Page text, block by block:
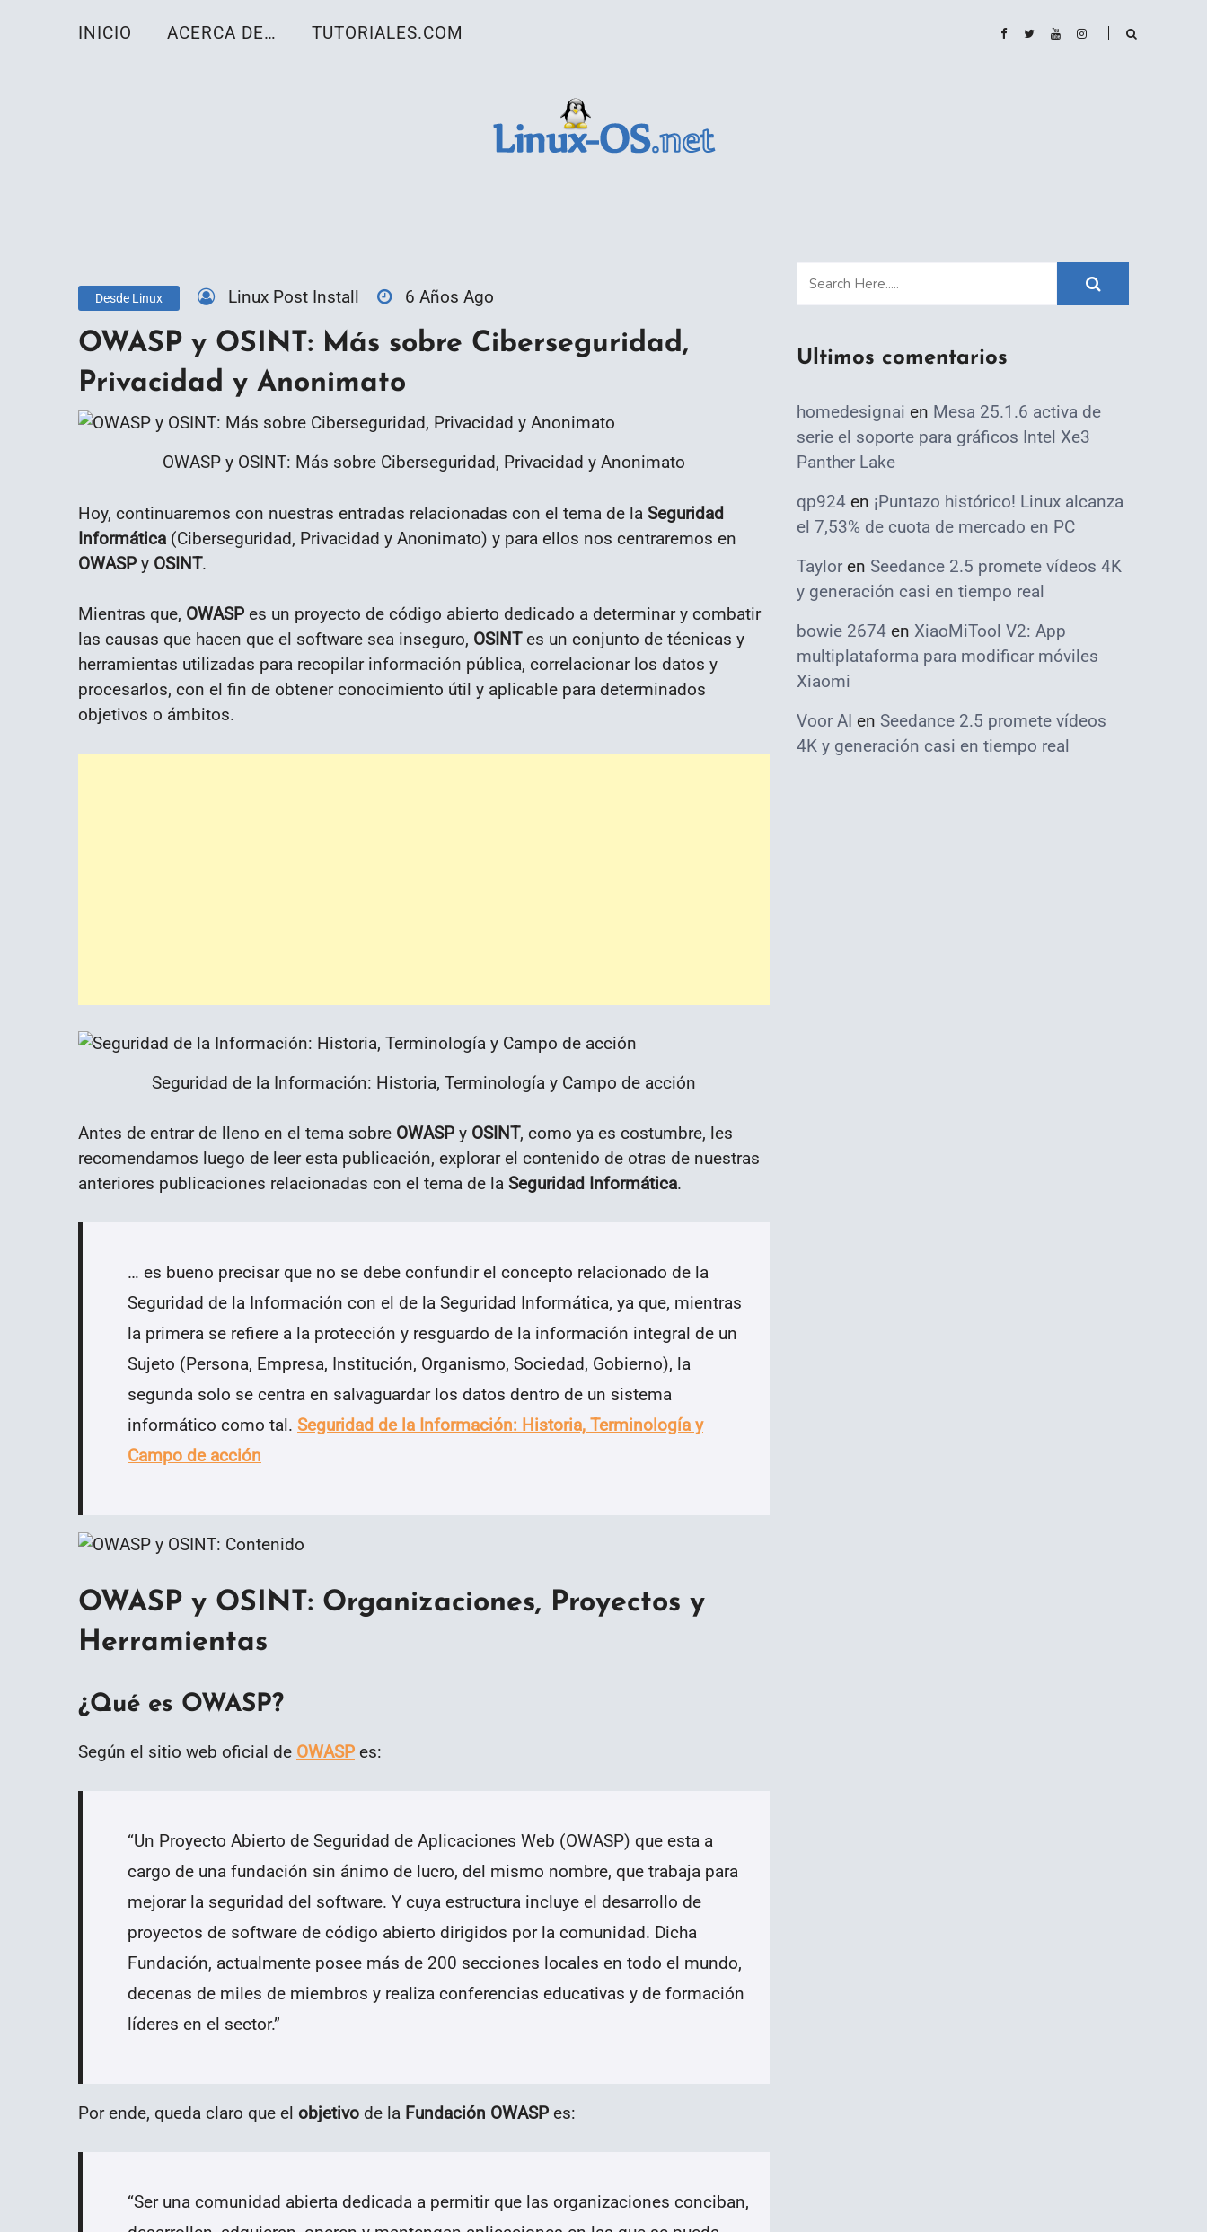
INICIO ACERCA DE… TUTORIALES.COM
Desde Linux Linux Post Install 6 Años Ago
OWASP y OSINT: Más sobre Ciberseguridad,
Privacidad y Anonimato
OWASP y OSINT: Más sobre Ciberseguridad, Privacidad y Anonimato
Hoy, continuaremos con nuestras entradas relacionadas con el tema de la Seguridad
Informática (Ciberseguridad, Privacidad y Anonimato) y para ellos nos centraremos en
OWASP y OSINT.
Mientras que, OWASP es un proyecto de código abierto dedicado a determinar y combatir
las causas que hacen que el software sea inseguro, OSINTes un conjunto de técnicas y
herramientas utilizadas para recopilar información pública, correlacionar los datos y
procesarlos, con el fin de obtener conocimiento útil y aplicable para determinados
objetivos o ámbitos.
Seguridad de la Información: Historia, Terminología y Campo de acción
Antes de entrar de lleno en el tema sobre OWASP y OSINT, como ya es costumbre, les
recomendamos luego de leer esta publicación, explorar el contenido de otras de nuestras
anteriores publicaciones relacionadas con el tema de la Seguridad Informática.
… es bueno precisar que no se debe confundir el concepto relacionado de la
Seguridad de la Información con el de la Seguridad Informática, ya que, mientras
la primera se refiere a la protección y resguardo de la información integral de un
Sujeto (Persona, Empresa, Institución, Organismo, Sociedad, Gobierno), la
segunda solo se centra en salvaguardar los datos dentro de un sistema
informático como tal. Seguridad de la Información: Historia, Terminología y
Campo de acción
OWASP y OSINT: Organizaciones, Proyectos y
Herramientas
¿Qué es OWASP?
Según el sitio web oficial de OWASP es:
“Un Proyecto Abierto de Seguridad de Aplicaciones Web (OWASP) que esta a
cargo de una fundación sin ánimo de lucro, del mismo nombre, que trabaja para
mejorar la seguridad del software. Y cuya estructura incluye el desarrollo de
proyectos de software de código abierto dirigidos por la comunidad. Dicha
Fundación, actualmente posee más de 200 secciones locales en todo el mundo,
decenas de miles de miembros y realiza conferencias educativas y de formación
líderes en el sector.”
Por ende, queda claro que el objetivo de la Fundación OWASP es:
“Ser una comunidad abierta dedicada a permitir que las organizaciones conciban,
Ultimos comentarios
homedesignai en Mesa 25.1.6 activa de
serie el soporte para gráficos Intel Xe3
Panther Lake
qp924 en ¡Puntazo histórico! Linux alcanza
el 7,53% de cuota de mercado en PC
Taylor en Seedance 2.5 promete vídeos 4K
y generación casi en tiempo real
bowie 2674 en XiaoMiTool V2: App
multiplataforma para modificar móviles
Xiaomi
Voor AI en Seedance 2.5 promete vídeos
4K y generación casi en tiempo real